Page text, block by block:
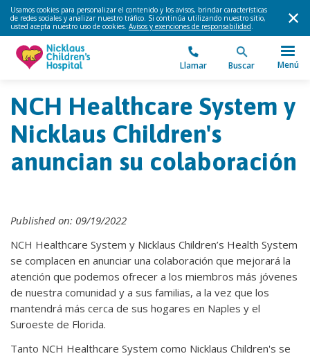
Usamos cookies para personalizar el contenido y los avisos, brindar características
de redes sociales y analizar nuestro tráfico. Si continúa utilizando nuestro sitio,
usted acepta nuestro uso de cookies. Avisos y exenciones de responsabilidad.
Llamar Buscar Menú
NCH Healthcare System y
Nicklaus Children's
anuncian su colaboración
Published on: 09/19/2022
NCH Healthcare System y Nicklaus Children’s Health System
se complacen en anunciar una colaboración que mejorará la
atención que podemos ofrecer a los miembros más jóvenes
de nuestra comunidad y a sus familias, a la vez que los
mantendrá más cerca de sus hogares en Naples y el
Suroeste de Florida.
Tanto NCH Healthcare System como Nicklaus Children's se